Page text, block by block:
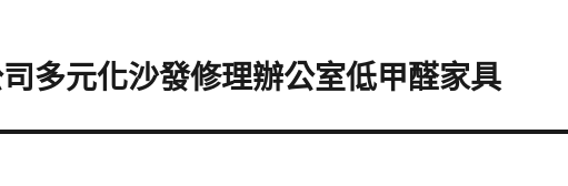
多元化沙發修理辦公室低甲醛家具